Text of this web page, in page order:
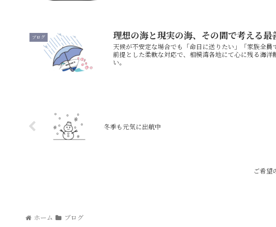
ブログ 理想の海と現実の海、その間で考える最
天候が不安定な場合でも「命日に送りたい」「家族全
前提とした柔軟な対応で、相模湾各地にて心に残る海
い。
冬季も元気に出航中
ご希望
ホーム ブログ